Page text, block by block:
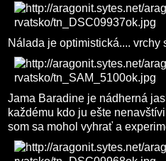
Nálada je optimistická.... vrchy
Jama Baradine je nádherná
každému kdo ju ešte
som sa mohol vyhrať a